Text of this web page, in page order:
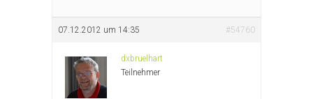
07.12.2012 um 14:35 #54760
dxbruelhart
Teilnehmer